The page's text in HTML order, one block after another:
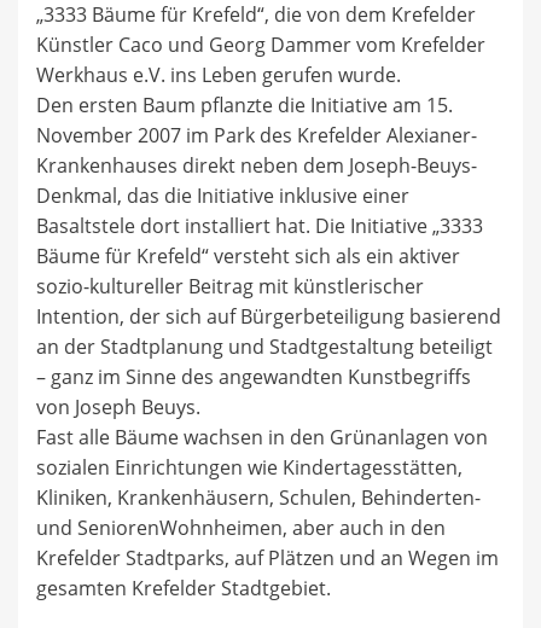
„3333 Bäume für Krefeld“, die von dem Krefelder
Künstler Caco und Georg Dammer vom Krefelder
Werkhaus e.V. ins Leben gerufen wurde.
Den ersten Baum pflanzte die Initiative am 15.
November 2007 im Park des Krefelder Alexianer-
Krankenhauses direkt neben dem Joseph-Beuys-
Denkmal, das die Initiative inklusive einer
Basaltstele dort installiert hat. Die Initiative „3333
Bäume für Krefeld“ versteht sich als ein aktiver
sozio-kultureller Beitrag mit künstlerischer
Intention, der sich auf Bürgerbeteiligung basierend
an der Stadtplanung und Stadtgestaltung beteiligt
– ganz im Sinne des angewandten Kunstbegriffs
von Joseph Beuys.
Fast alle Bäume wachsen in den Grünanlagen von
sozialen Einrichtungen wie Kindertagesstätten,
Kliniken, Krankenhäusern, Schulen, Behinderten-
und SeniorenWohnheimen, aber auch in den
Krefelder Stadtparks, auf Plätzen und an Wegen im
gesamten Krefelder Stadtgebiet.